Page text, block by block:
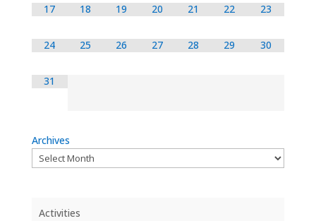
17 18 19 20 21 22 23
24 25 26 27 28 29 30
31
Archives
Activities